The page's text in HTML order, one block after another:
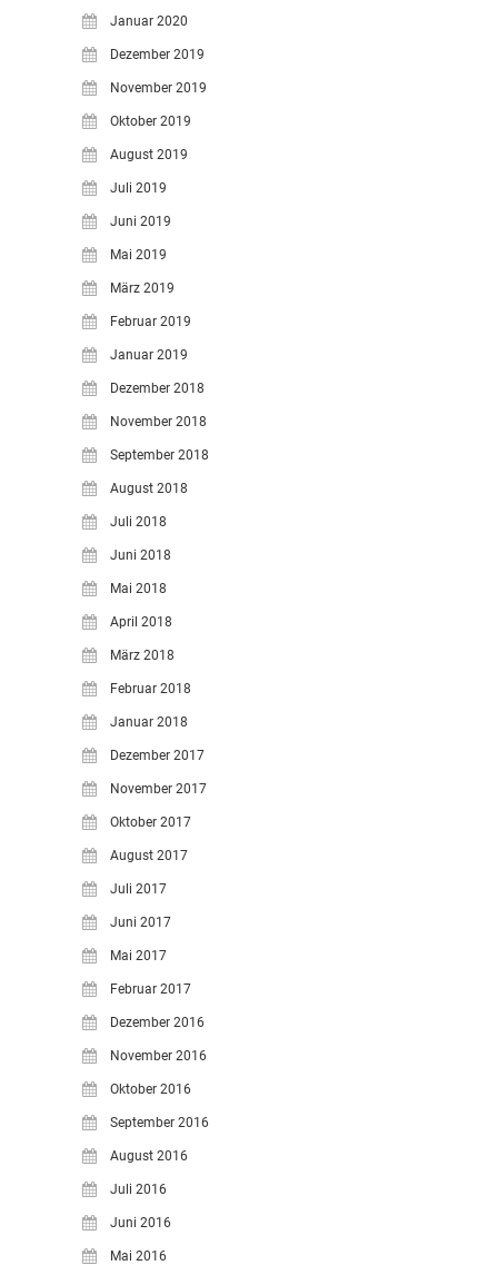
Januar 2020
Dezember 2019
November 2019
Oktober 2019
August 2019
Juli 2019
Juni 2019
Mai 2019
März 2019
Februar 2019
Januar 2019
Dezember 2018
November 2018
September 2018
August 2018
Juli 2018
Juni 2018
Mai 2018
April 2018
März 2018
Februar 2018
Januar 2018
Dezember 2017
November 2017
Oktober 2017
August 2017
Juli 2017
Juni 2017
Mai 2017
Februar 2017
Dezember 2016
November 2016
Oktober 2016
September 2016
August 2016
Juli 2016
Juni 2016
Mai 2016